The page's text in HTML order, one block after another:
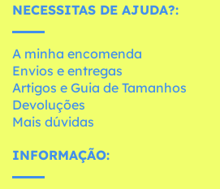
NECESSITAS DE AJUDA?:
A minha encomenda
Envios e entregas
Artigos e Guia de Tamanhos
Devoluções
Mais dúvidas
INFORMAÇÃO: